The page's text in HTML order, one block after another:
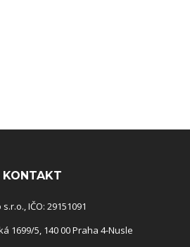
KONTAKT
s.r.o., IČO: 29151091
1699/5, 140 00 Praha 4-Nusle